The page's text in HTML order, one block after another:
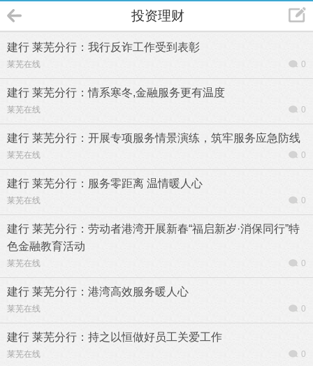
投资理财
建行 莱芜分行：我行反诈工作受到表彰
莱芜在线 0
建行 莱芜分行：情系寒冬,金融服务更有温度
莱芜在线 0
建行 莱芜分行：开展专项服务情景演练，筑牢服务应急防线
莱芜在线 0
建行 莱芜分行：服务零距离 温情暖人心
莱芜在线 0
建行 莱芜分行：劳动者港湾开展新春“福启新岁·消保同行”特
色金融教育活动
莱芜在线 0
建行 莱芜分行：港湾高效服务暖人心
莱芜在线 0
建行 莱芜分行：持之以恒做好员工关爱工作
莱芜在线 0